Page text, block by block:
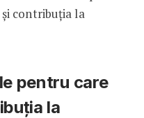
contribuția la
pentru care
la